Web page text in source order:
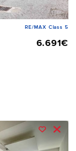
RE/MAX Class 5
6.691€